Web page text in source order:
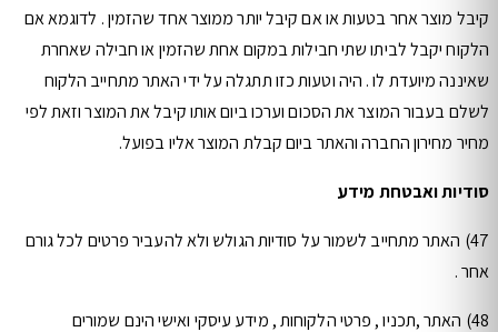
קיבל מוצר אחר בטעות או אם קיבל יותר ממוצר אחד שהזמין . לדוגמא אם
הלקוח יקבל לביתו שתי חבילות במקום אחת שהזמין או חבילה שאחרת
שאיננה מיועדת לו . היה וטעות כזו תתגלה על ידי האתר מתחייב הלקוח
לשלם בעבור המוצר את הסכום וערכו ביום אותו קיבל את המוצר וזאת לפי
מחיר מחירון החברה והאתר ביום קבלת המוצר אליו בפועל.
סודיות ואבטחת מידע
47) האתר מתחייב לשמור על סודיות הגולש ולא להעביר פרטים לכל גורם
אחר .
48) האתר ,תכניו , פרטי הלקוחות , מידע עיסקי ואישי הינם שמורים